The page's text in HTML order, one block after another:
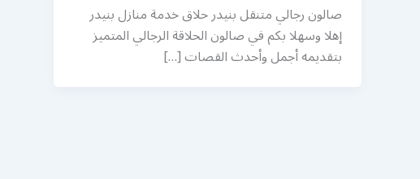
صالون رجالي متنقل بنيدر حلاق خدمة منازل بنيدر
إهلا وسهلا بكم في صالون الحلاقة الرجالي المتميز
بتقديمه أجمل وأحدث القصات […]